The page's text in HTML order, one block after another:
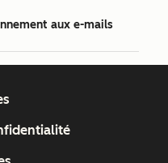
aux e-mails